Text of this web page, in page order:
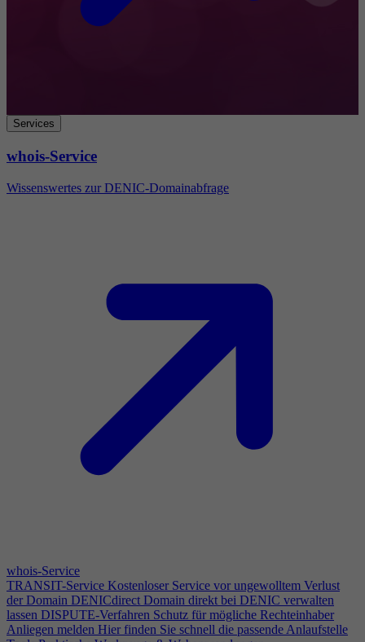
Services
whois-Service
Wissenswertes zur DENIC-Domainabfrage
whois-Service
TRANSIT-Service Kostenloser Service vor ungewolltem Verlust
der Domain DENICdirect Domain direkt bei DENIC verwalten
lassen DISPUTE-Verfahren Schutz für mögliche Rechteinhaber
Anliegen melden Hier finden Sie schnell die passende Anlaufstelle